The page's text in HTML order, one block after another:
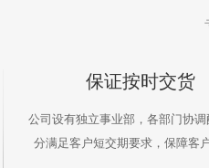
保证按时交货
公司设有独立事业部，各部门协调
分满足客户短交期要求，保障客户